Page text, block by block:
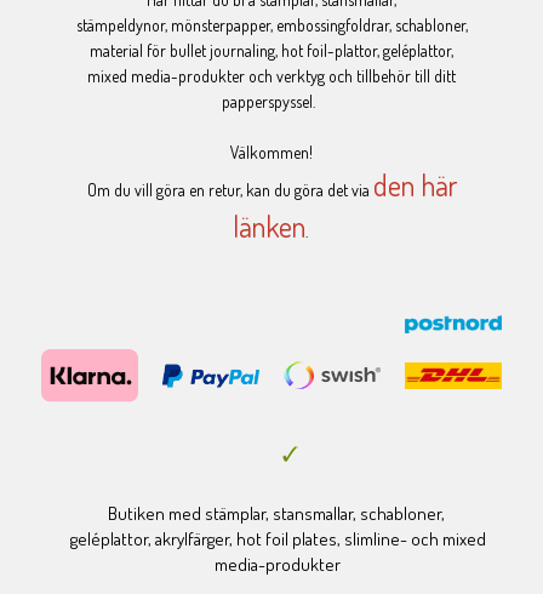
stämpeldynor, mönsterpapper, embossingfoldrar, schabloner,
material för bullet journaling, hot foil-plattor, geléplattor,
mixed media-produkter och verktyg och tillbehör till ditt
papperspyssel.
Välkommen!
Om du vill göra en retur, kan du göra det via den här
länken.
Butiken med stämplar, stansmallar, schabloner,
geléplattor, akrylfärger, hot foil plates, slimline- och mixed
media-produkter